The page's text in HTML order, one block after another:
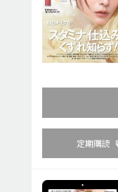
定期購読